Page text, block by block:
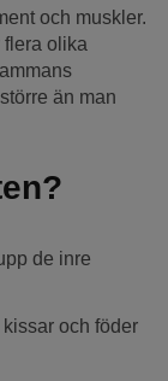
och muskler.
flera olika
än man
de inre
och föder